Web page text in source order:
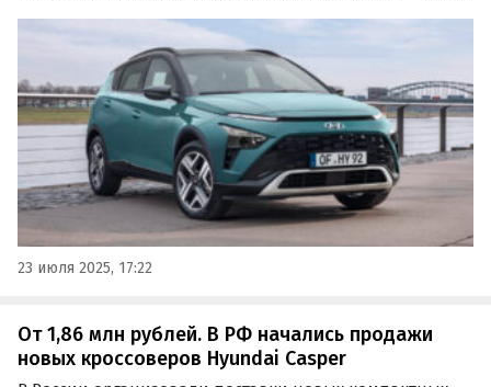
западе Франции.
23 июля 2025, 17:22
От 1,86 млн рублей. В РФ начались продажи
новых кроссоверов Hyundai Casper